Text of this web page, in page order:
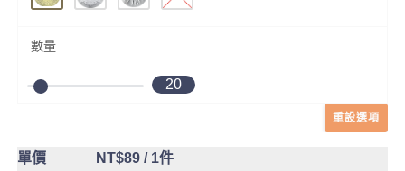
數量
20
重設選項
單價 NT$89/ 1件